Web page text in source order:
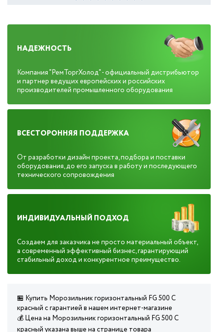
НАДЕЖНОСТЬ
Компания "РемТоргХолод" - официальный дистрибьютор
и партнер ведущих европейских и российских
производителей промышленного оборудования
ВСЕСТОРОННЯЯ ПОДДЕРЖКА
От разработки дизайн проекта, подбора и поставки
оборудования, до его запуска в работу и последующего
технического сопровождения
ИНДИВИДУАЛЬНЫЙ ПОДХОД
Создаем для заказчика не просто материальный объект,
а современный эффективный бизнес, гарантирующий
стабильный доход и конкурентное преимущество.
🏪 Купить Морозильник горизонтальный FG 500 C
красный с гарантией в нашем интернет-магазине
💰 Цена на Морозильник горизонтальный FG 500 C
красный указана выше на странице товара